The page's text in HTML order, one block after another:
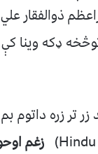
صدراعظم
ډکه وينا
زره داتوم بم
زغم